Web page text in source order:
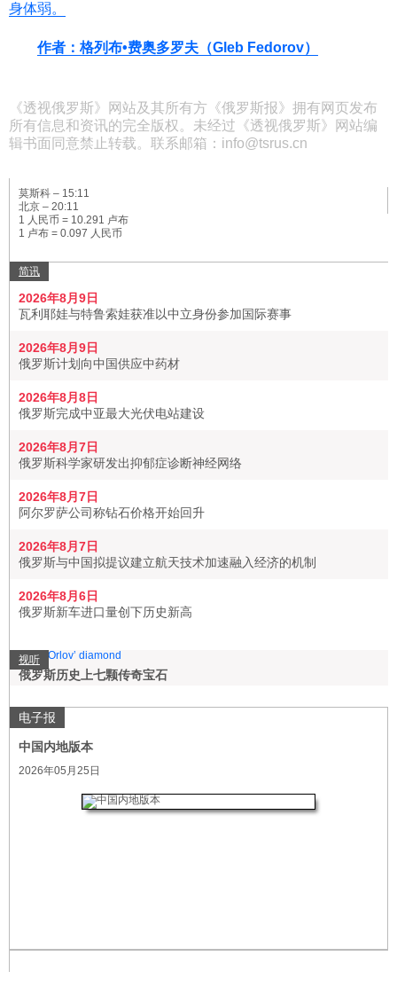
身体弱。
作者：格列布•费奥多罗夫（Gleb Fedorov）
《透视俄罗斯》网站及其所有方《俄罗斯报》拥有网页发布
所有信息和资讯的完全版权。未经过《透视俄罗斯》网站编
辑书面同意禁止转载。联系邮箱：info@tsrus.cn
莫斯科 – 15:11
北京 – 20:11
1 人民币 = 10.291 卢布
1 卢布 = 0.097 人民币
简讯
2026年8月9日
瓦利耶娃与特鲁索娃获准以中立身份参加国际赛事
2026年8月9日
俄罗斯计划向中国供应中药材
2026年8月8日
俄罗斯完成中亚最大光伏电站建设
2026年8月7日
俄罗斯科学家研发出抑郁症诊断神经网络
2026年8月7日
阿尔罗萨公司称钻石价格开始回升
2026年8月7日
俄罗斯与中国拟提议建立航天技术加速融入经济的机制
2026年8月6日
俄罗斯新车进口量创下历史新高
视听
俄罗斯历史上七颗传奇宝石
电子报
中国内地版本
2026年05月25日